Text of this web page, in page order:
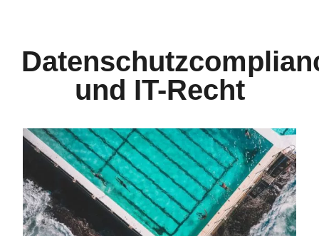
und IT-Recht